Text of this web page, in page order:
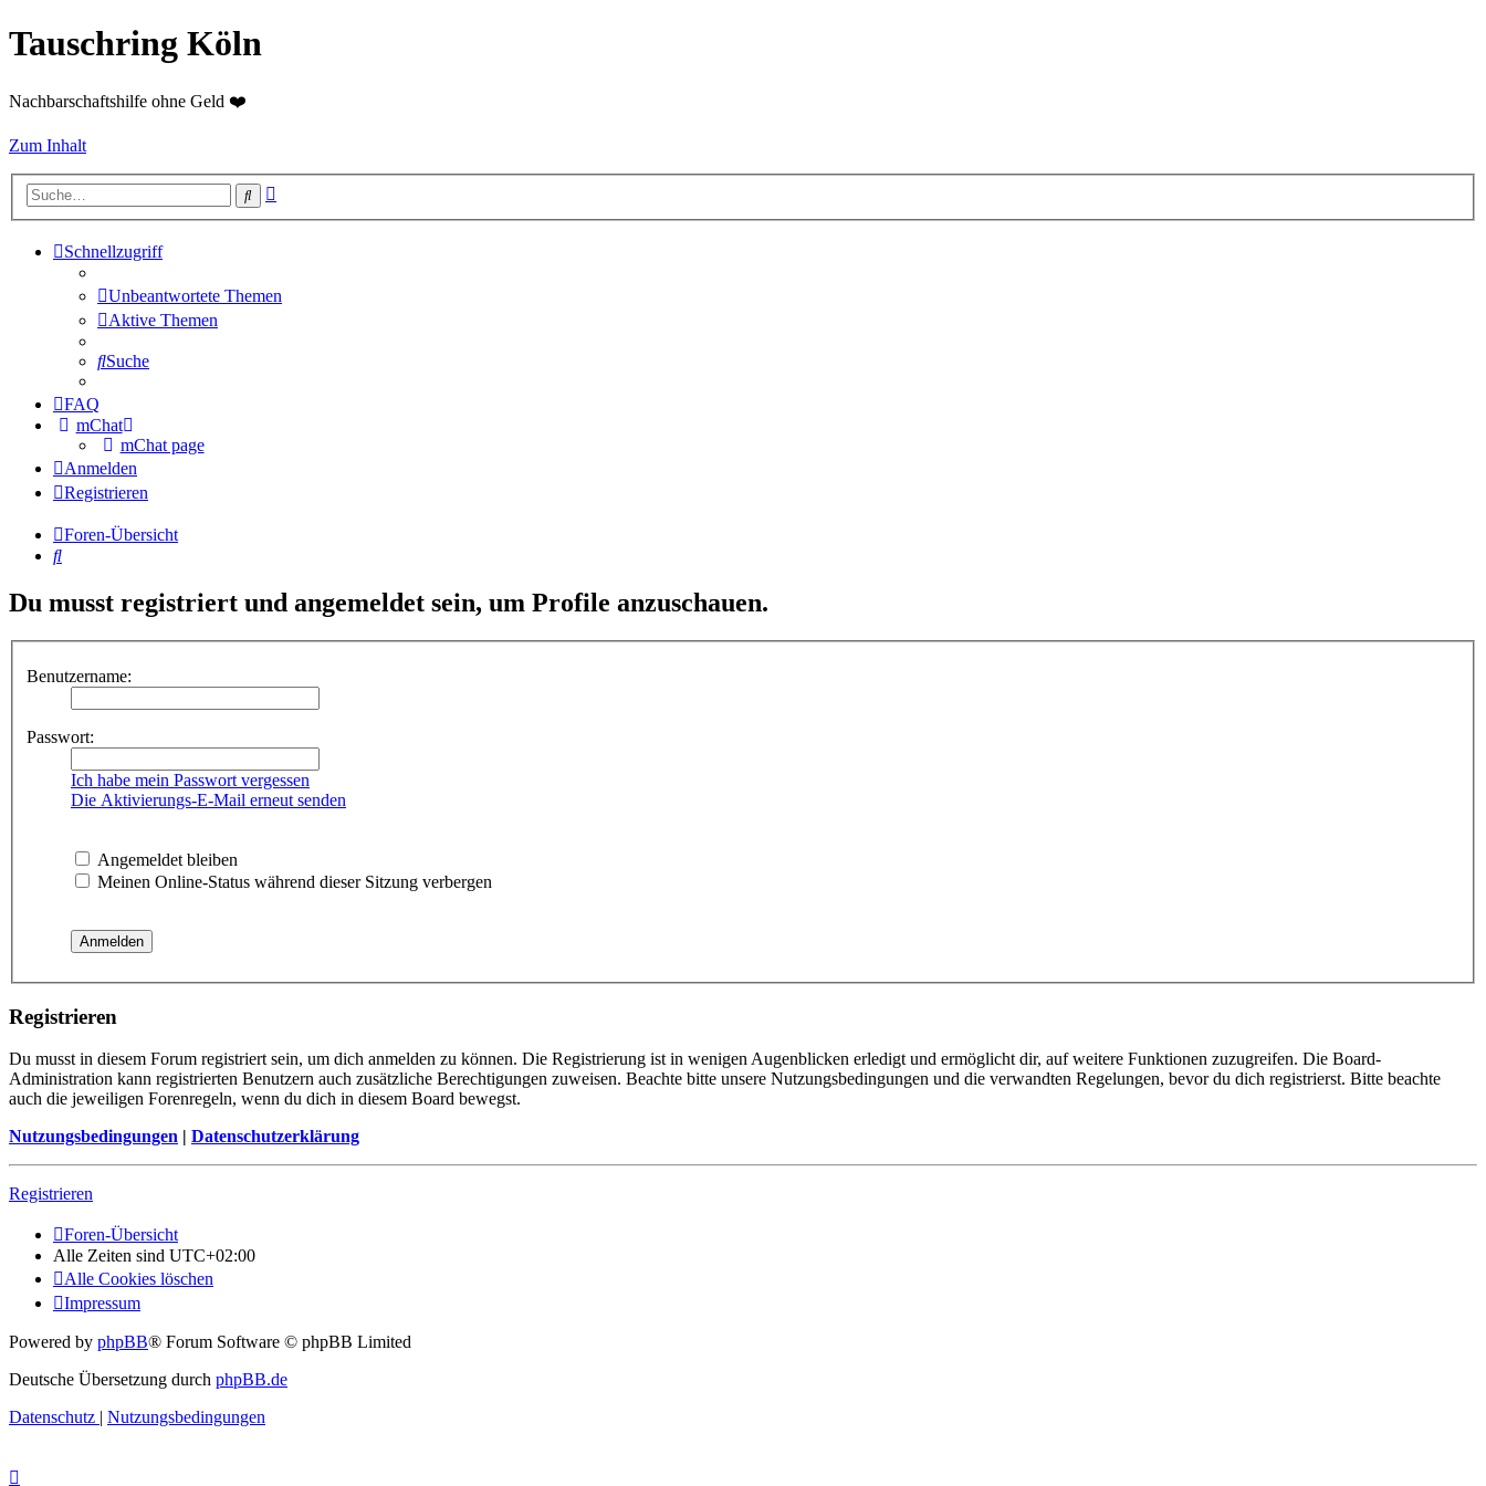
Tauschring Köln
Nachbarschaftshilfe ohne Geld ❤️
Zum Inhalt
Suche
Schnellzugriff
Unbeantwortete Themen
Aktive Themen
Suche
FAQ
mChat
mChat page
Anmelden
Registrieren
Foren-Übersicht
Suche
Du musst registriert und angemeldet sein, um Profile anzuschauen.
Benutzername:
Passwort:
Ich habe mein Passwort vergessen
Die Aktivierungs-E-Mail erneut senden
Angemeldet bleiben
Meinen Online-Status während dieser Sitzung verbergen
Registrieren
Du musst in diesem Forum registriert sein, um dich anmelden zu können. Die Registrierung ist in wenigen Augenblicken erledigt und ermöglicht dir, auf weitere Funktionen zuzugreifen. Die Board-
Administration kann registrierten Benutzern auch zusätzliche Berechtigungen zuweisen. Beachte bitte unsere Nutzungsbedingungen und die verwandten Regelungen, bevor du dich registrierst. Bitte beachte
auch die jeweiligen Forenregeln, wenn du dich in diesem Board bewegst.
Nutzungsbedingungen | Datenschutzerklärung
Registrieren
Foren-Übersicht
Alle Zeiten sind UTC+02:00
Alle Cookies löschen
Impressum
Powered by phpBB® Forum Software © phpBB Limited
Deutsche Übersetzung durch phpBB.de
Datenschutz | Nutzungsbedingungen